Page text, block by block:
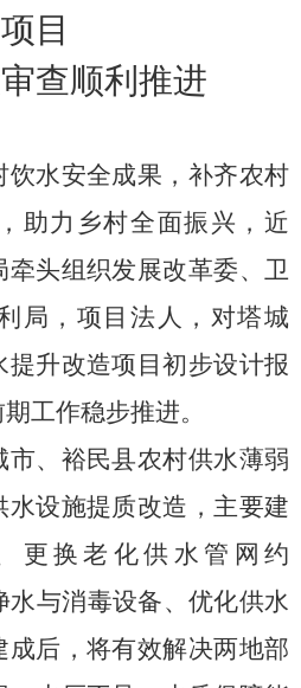
项目
查顺利推进
饮水安全成果，补齐农村
助力乡村全面振兴，近
牵头组织发展改革委、卫
局，项目法人，对塔城
提升改造项目初步设计报
工作稳步推进。
市、裕民县农村供水薄弱
设施提质改造，主要建
更换老化供水管网 约
水与消毒设备、优化供水
成后，将有效解决两地部